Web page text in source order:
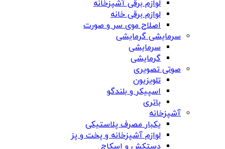
لوازم برقی آشپزخانه
لوازم برقی خانه
اصلاح موی سر و صورت
سرمایشی گرمایشی
سرمایشی
گرمایشی
صوتی تصویری
تلویزیون
اسپیکر و بلندگو
باتری
آشپزخانه
یکبار مصرف پلاستیکی
لوازم آشپزخانه و پخت و پز
دستکش و اسکاج